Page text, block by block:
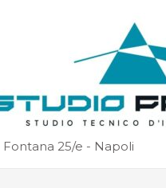
Fontana 25/e - Napoli